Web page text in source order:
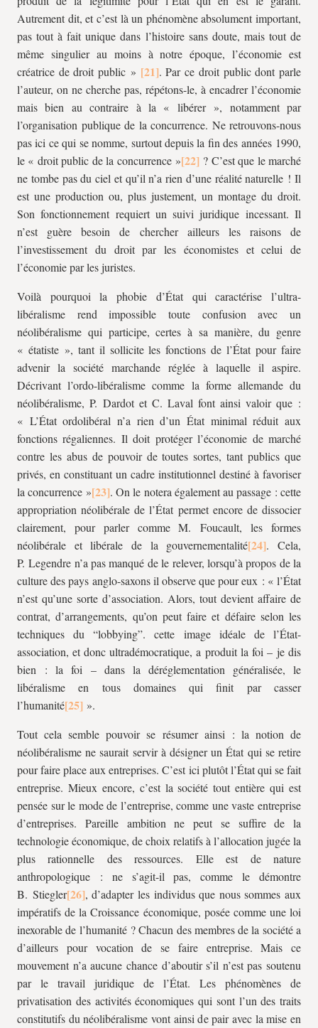
Autrement dit, et c’est là un phénomène absolument important,
pas tout à fait unique dans l’histoire sans doute, mais tout de
même singulier au moins à notre époque, l’économie est
créatrice de droit public »
. Par ce droit public dont parle
l’auteur, on ne cherche pas, répétons-le, à encadrer l’économie
mais bien au contraire à la « libérer », notamment par
l’organisation publique de la concurrence. Ne retrouvons-nous
pas ici ce qui se nomme, surtout depuis la fin des années 1990,
le « droit public de la concurrence »
? C’est que le marché
ne tombe pas du ciel et qu’il n’a rien d’une réalité naturelle ! Il
est une production ou, plus justement, un montage du droit.
Son fonctionnement requiert un suivi juridique incessant. Il
n’est guère besoin de chercher ailleurs les raisons de
l’investissement du droit par les économistes et celui de
l’économie par les juristes.
Voilà pourquoi la phobie d’État qui caractérise l’ultra-
libéralisme rend impossible toute confusion avec un
néolibéralisme qui participe, certes à sa manière, du genre
« étatiste », tant il sollicite les fonctions de l’État pour faire
advenir la société marchande réglée à laquelle il aspire.
Décrivant l’ordo-libéralisme comme la forme allemande du
néolibéralisme, P. Dardot et C. Laval font ainsi valoir que :
« L’État ordolibéral n’a rien d’un État minimal réduit aux
fonctions régaliennes. Il doit protéger l’économie de marché
contre les abus de pouvoir de toutes sortes, tant publics que
privés, en constituant un cadre institutionnel destiné à favoriser
la concurrence »
. On le notera également au passage : cette
appropriation néolibérale de l’État permet encore de dissocier
clairement, pour parler comme M. Foucault, les formes
néolibérale et libérale de la gouvernementalité
. Cela,
P. Legendre n’a pas manqué de le relever, lorsqu’à propos de la
culture des pays anglo-saxons il observe que pour eux : « l’État
n’est qu’une sorte d’association. Alors, tout devient affaire de
contrat, d’arrangements, qu’on peut faire et défaire selon les
techniques du “lobbying”. cette image idéale de l’État-
association, et donc ultradémocratique, a produit la foi – je dis
bien : la foi – dans la déréglementation généralisée, le
libéralisme en tous domaines qui finit par casser
l’humanité
».
Tout cela semble pouvoir se résumer ainsi : la notion de
néolibéralisme ne saurait servir à désigner un État qui se retire
pour faire place aux entreprises. C’est ici plutôt l’État qui se fait
entreprise. Mieux encore, c’est la société tout entière qui est
pensée sur le mode de l’entreprise, comme une vaste entreprise
d’entreprises. Pareille ambition ne peut se suffire de la
technologie économique, de choix relatifs à l’allocation jugée la
plus rationnelle des ressources. Elle est de nature
anthropologique : ne s’agit-il pas, comme le démontre
B. Stiegler
, d’adapter les individus que nous sommes aux
impératifs de la Croissance économique, posée comme une loi
inexorable de l’humanité ? Chacun des membres de la société a
d’ailleurs pour vocation de se faire entreprise. Mais ce
mouvement n’a aucune chance d’aboutir s’il n’est pas soutenu
par le travail juridique de l’État. Les phénomènes de
privatisation des activités économiques qui sont l’un des traits
constitutifs du néolibéralisme vont ainsi de pair avec la mise en